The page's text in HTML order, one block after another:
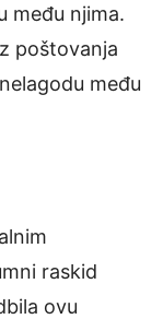
među njima.
poštovanja
među
raskid
ovu